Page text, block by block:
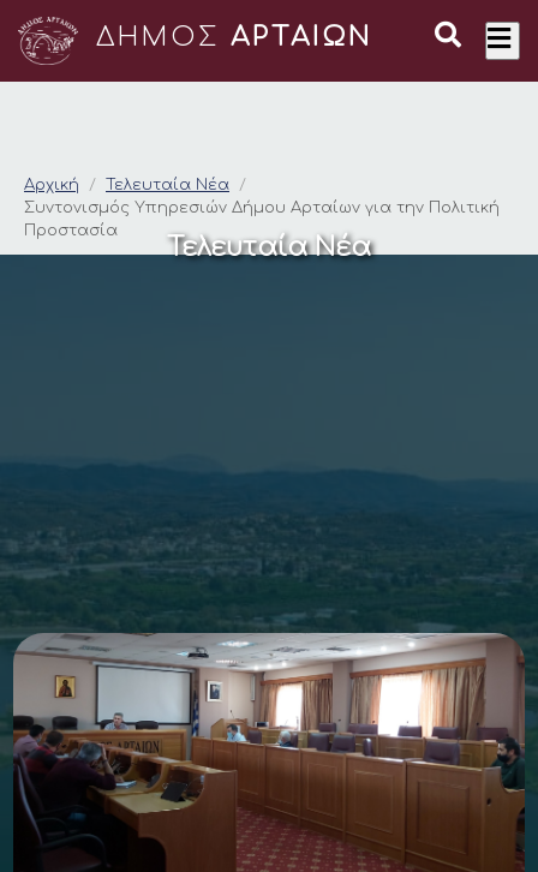
ΔΗΜΟΣ ΑΡΤΑΙΩΝ
Συντονισμός
Αρχική
Τελευταία Νέα
Συντονισμός Υπηρεσιών Δήμου Αρταίων για την Πολιτική
Προστασία
Τελευταία Νέα